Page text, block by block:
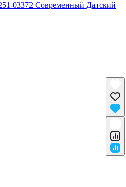
03372 Современный Датский